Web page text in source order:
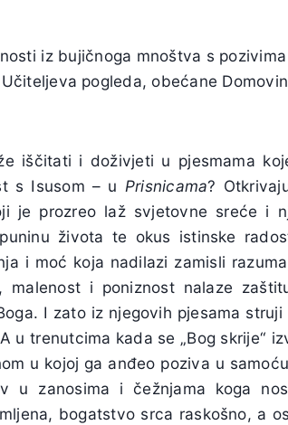
iz bujičnoga mnoštva s
pogleda, obećane
iščitati i doživjeti u pjesmama
s Isusom – u Prisnicama?
je prozreo laž svjetovne sreće i
života te okus istinske
i moć koja nadilazi zamisli
malenost i poniznost nalaze
I zato iz njegovih pjesama
u trenutcima kada se „Bog skrije“
u kojoj ga anđeo poziva u
u zanosima i čežnjama koga
bogatstvo srca raskošno, a